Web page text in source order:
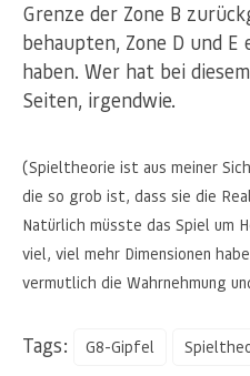
Grenze der Zone B
behaupten, Zone D und
haben. Wer hat bei
Seiten, irgendwie.
(Spieltheorie ist aus meiner
die so grob ist, dass sie die
Natürlich müsste das Spiel um
viel, viel mehr Dimensionen
vermutlich die Wahrnehmung
Tags: G8-Gipfel